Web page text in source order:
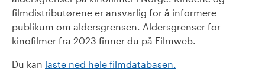
filmdistributørene er ansvarlig for å informere
publikum om aldersgrensen. Aldersgrenser for
kinofilmer fra 2023 finner du på Filmweb.
Du kan laste ned hele filmdatabasen.